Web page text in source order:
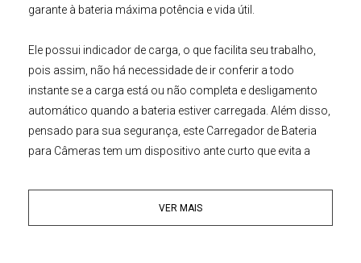
garante à bateria máxima potência e vida útil.
Ele possui indicador de carga, o que facilita seu trabalho,
pois assim, não há necessidade de ir conferir a todo
instante se a carga está ou não completa e desligamento
automático quando a bateria estiver carregada. Além disso,
pensado para sua segurança, este Carregador de Bateria
para Câmerastem um dispositivo ante curto que evita a
voltagem.
VER MAIS